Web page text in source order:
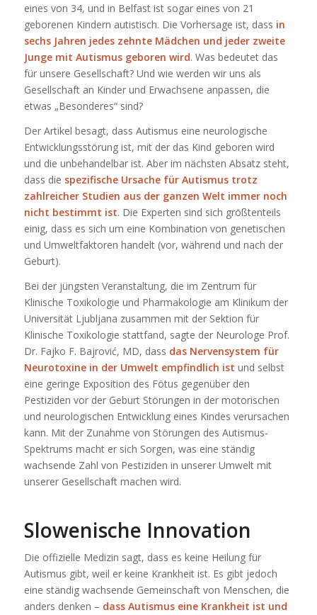
eines von 34, und in Belfast ist sogar eines von 21
geborenen Kindern autistisch. Die Vorhersage ist, dass in
sechs Jahren jedes zehnte Mädchen und jeder zweite
Junge mit Autismus geboren wird. Was bedeutet das
für unsere Gesellschaft? Und wie werden wir uns als
Gesellschaft an Kinder und Erwachsene anpassen, die
etwas „Besonderes“ sind?
Der Artikel besagt, dass Autismus eine neurologische
Entwicklungsstörung ist, mit der das Kind geboren wird
und die unbehandelbar ist. Aber im nächsten Absatz steht,
dass die spezifische Ursache für Autismus trotz
zahlreicher Studien aus der ganzen Welt immer noch
nicht bestimmt ist. Die Experten sind sich größtenteils
einig, dass es sich um eine Kombination von genetischen
und Umweltfaktoren handelt (vor, während und nach der
Geburt).
Bei der jüngsten Veranstaltung, die im Zentrum für
Klinische Toxikologie und Pharmakologie am Klinikum der
Universität Ljubljana zusammen mit der Sektion für
Klinische Toxikologie stattfand, sagte der Neurologe Prof.
Dr. Fajko F. Bajrović, MD, dass das Nervensystem für
Neurotoxine in der Umwelt empfindlich ist und selbst
eine geringe Exposition des Fötus gegenüber den
Pestiziden vor der Geburt Störungen in der motorischen
und neurologischen Entwicklung eines Kindes verursachen
kann. Mit der Zunahme von Störungen des Autismus-
Spektrums macht er sich Sorgen, was eine ständig
wachsende Zahl von Pestiziden in unserer Umwelt mit
unserer Gesellschaft machen wird.
Slowenische Innovation
Die offizielle Medizin sagt, dass es keine Heilung für
Autismus gibt, weil er keine Krankheit ist. Es gibt jedoch
eine ständig wachsende Gemeinschaft von Menschen, die
anders denken – dass Autismus eine Krankheit ist und